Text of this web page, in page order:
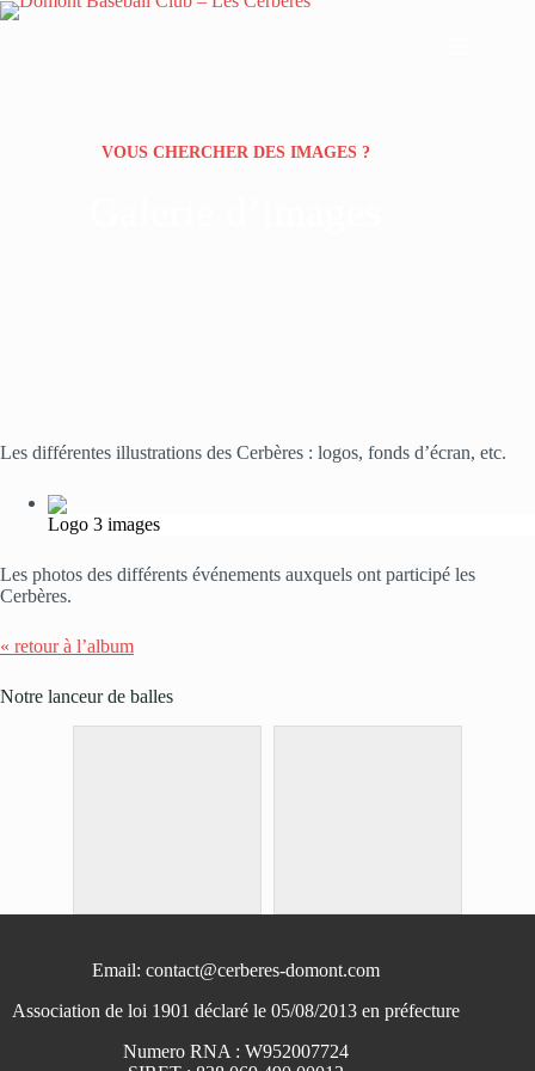
Passer
VOUS CHERCHER DES IMAGES ?
Les différentes illustrations des Cerbères : logos, fonds d’écran, etc.
Logo 3 images
Les photos des différents événements auxquels ont participé les
Cerbères.
« retour à l’album
Notre lanceur de balles
Email: contact@cerberes-domont.com
Association de loi 1901 déclaré le 05/08/2013 en préfecture
Numero RNA : W952007724